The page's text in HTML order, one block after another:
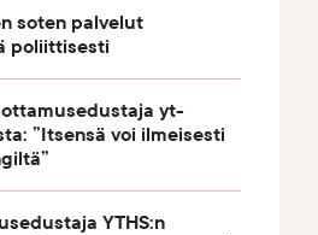
soten palvelut
poliittisesti
yt-
”Itsensä voi ilmeisesti
YTHS:n